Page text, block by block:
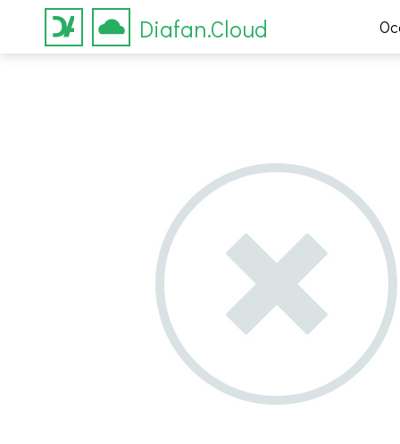
Diafan.Cloud